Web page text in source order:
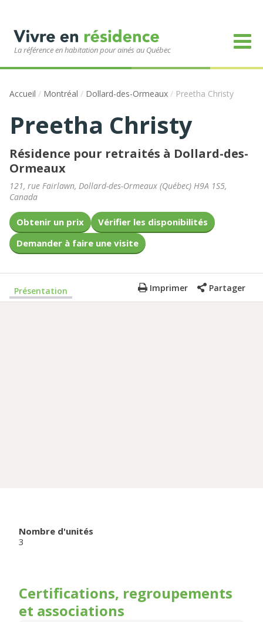
La référence en habitation pour ainés au Québec
Accueil / Montréal / Dollard-des-Ormeaux / Preetha Christy
Preetha Christy
Résidence pour retraités à Dollard-des-
Ormeaux
121, rue Fairlawn, Dollard-des-Ormeaux (Québec) H9A 1S5,
Canada
Obtenir un prix
Vérifier les disponibilités
Demander à faire une visite
Présentation Imprimer Partager
Nombre d'unités
3
Certifications, regroupements
et associations